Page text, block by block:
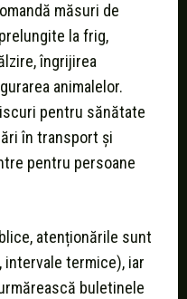
măsuri de
la frig,
îngrijirea
animalelor.
pentru sănătate
în transport și
pentru persoane
atenționările sunt
termice), iar
buletinele